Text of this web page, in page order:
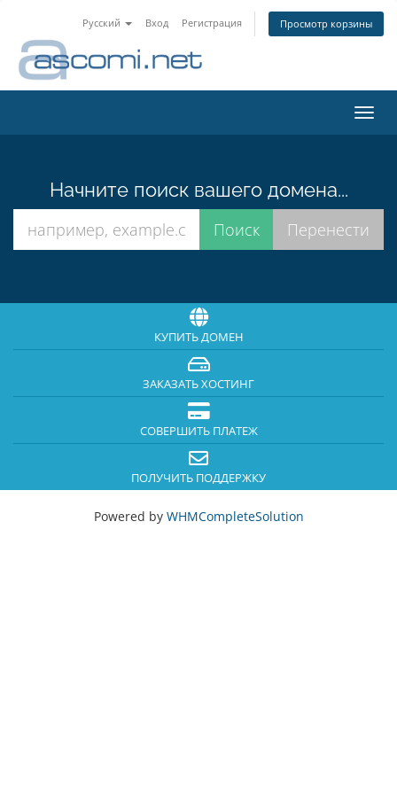
Русский Вход Регистрация Просмотр корзины
Начните поиск вашего домена...
КУПИТЬ ДОМЕН
ЗАКАЗАТЬ ХОСТИНГ
СОВЕРШИТЬ ПЛАТЕЖ
ПОЛУЧИТЬ ПОДДЕРЖКУ
Powered by WHMCompleteSolution